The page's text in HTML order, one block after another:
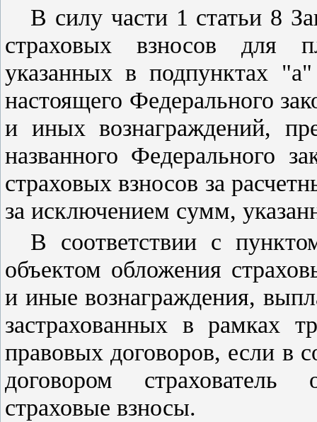
В силу части 1 статьи 8
страховых взносов для
указанных вподпунктах "а"
настоящего Федерального
и иных вознаграждений,
названного Федерального
страховых взносов за
за исключением сумм,
В соответствии с
объектом обложения
и иные вознаграждения,
застрахованных в рамках
правовых договоров, если в
договором страхователь
страховые взносы.